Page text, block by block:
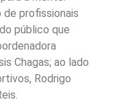
profissionais
público que
Chagas; ao lado
Rodrigo